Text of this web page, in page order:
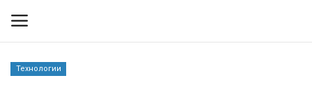
Технологии